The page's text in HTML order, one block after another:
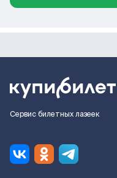
Сервис билетных лазеек